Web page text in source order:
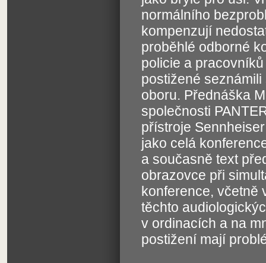
normálního
kompenzují
proběhlé odborné
policie a
postižené
oboru. Přednáška
společnosti
přístroje
jako celá
a současně text
obrazovce při
konference, včetně
těchto
v ordinacích a na
postižení mají